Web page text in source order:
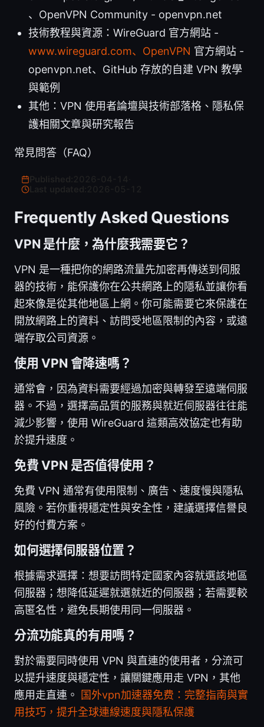
、OpenVPN Community - openvpn.net
技術教程與資源：WireGuard 官方網站 -
www.wireguard.com、OpenVPN 官方網站 -
openvpn.net、GitHub 存放的自建 VPN 教學
與範例
其他：VPN 使用者論壇與技術部落格、隱私保
護相關文章與研究報告
常見問答（FAQ）
Last updated:
Frequently Asked Questions
VPN 是什麼，為什麼我需要它？
VPN 是一種把你的網路流量先加密再傳送到伺服
器的技術，能保護你在公共網路上的隱私並讓你看
起來像是從其他地區上網。你可能需要它來保護在
開放網路上的資料、訪問受地區限制的內容，或遠
端存取公司資源。
使用 VPN 會降速嗎？
通常會，因為資料需要經過加密與轉發至遠端伺服
器。不過，選擇高品質的服務與就近伺服器往往能
減少影響，使用 WireGuard 這類高效協定也有助
於提升速度。
免費 VPN 是否值得使用？
免費 VPN 通常有使用限制、廣告、速度慢與隱私
風險。若你重視穩定性與安全性，建議選擇信譽良
好的付費方案。
如何選擇伺服器位置？
根據需求選擇：想要訪問特定國家內容就選該地區
伺服器；想降低延遲就選就近的伺服器；若需要較
高匿名性，避免長期使用同一伺服器。
分流功能真的有用嗎？
對於需要同時使用 VPN 與直連的使用者，分流可
以提升速度與穩定性，讓關鍵應用走 VPN，其他
應用走直連。
国外vpn加速器免费：完整指南與實
用技巧，提升全球連線速度與隱私保護